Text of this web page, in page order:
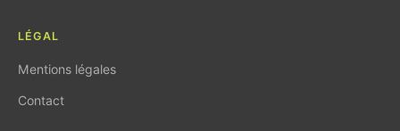
LÉGAL
Mentions légales
Contact